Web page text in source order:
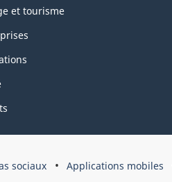
et tourisme
sociaux Applications mobiles